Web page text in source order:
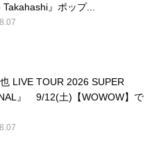
』ポップ...
也 LIVE TOUR 2026 SUPER
』 9/12(土)【WOWOW】で